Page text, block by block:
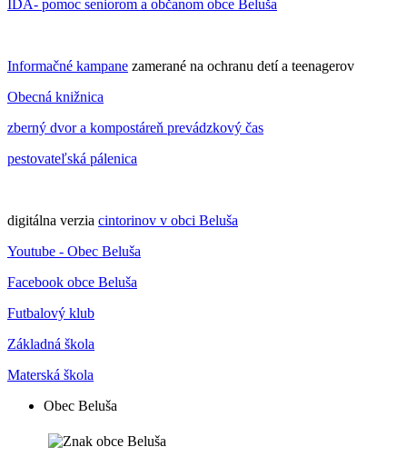
IDA- pomoc seniorom a občanom obce Beluša
Informačné kampane zamerané na ochranu detí a teenagerov
Obecná knižnica
zberný dvor a kompostáreň prevádzkový čas
pestovateľská pálenica
digitálna verzia cintorinov v obci Beluša
Youtube - Obec Beluša
Facebook obce Beluša
Futbalový klub
Základná škola
Materská škola
Obec Beluša